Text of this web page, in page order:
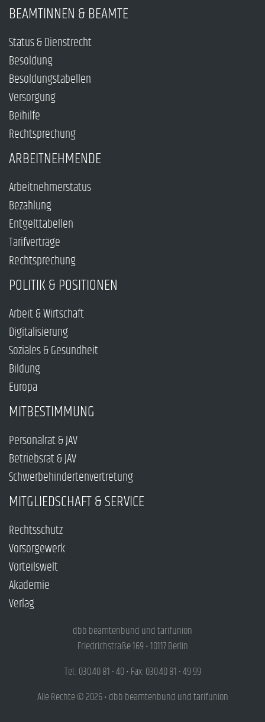
BEAMTINNEN & BEAMTE
Status & Dienstrecht
Besoldung
Besoldungstabellen
Versorgung
Beihilfe
Rechtsprechung
ARBEITNEHMENDE
Arbeitnehmerstatus
Bezahlung
Entgelttabellen
Tarifverträge
Rechtsprechung
POLITIK & POSITIONEN
Arbeit & Wirtschaft
Digitalisierung
Soziales & Gesundheit
Bildung
Europa
MITBESTIMMUNG
Personalrat & JAV
Betriebsrat & JAV
Schwerbehindertenvertretung
MITGLIEDSCHAFT & SERVICE
Rechtsschutz
Vorsorgewerk
Vorteilswelt
Akademie
Verlag
dbb beamtenbund und tarifunion
Friedrichstraße 169 • 10117 Berlin
Tel.: 030.40 81 - 40 • Fax: 030.40 81 - 49 99
Alle Rechte © 2026 • dbb beamtenbund und tarifunion